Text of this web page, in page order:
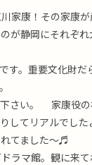
家康！その家康
が静岡にそれぞ
す。重要文化財だ
さい。 家康役
してリアルでした
てました〜♬
ラマ館。観に来て